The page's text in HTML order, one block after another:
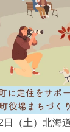
日（土）北海